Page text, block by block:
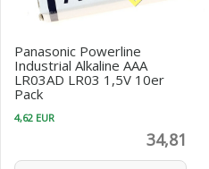
Panasonic Powerline
Industrial Alkaline AAA
LR03AD LR03 1,5V 10er
Pack
4,62 EUR
34,81